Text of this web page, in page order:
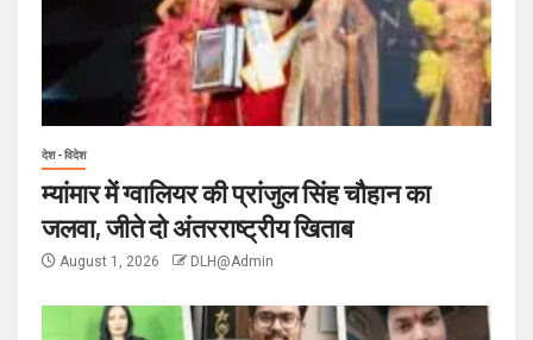
देश - विदेश
म्यांमार में ग्वालियर की प्रांजुल सिंह चौहान का
जलवा, जीते दो अंतरराष्ट्रीय खिताब
August 1, 2026 DLH@Admin